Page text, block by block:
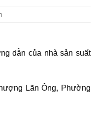
dẫn của nhà sản suất
Lãn Ông, Phường